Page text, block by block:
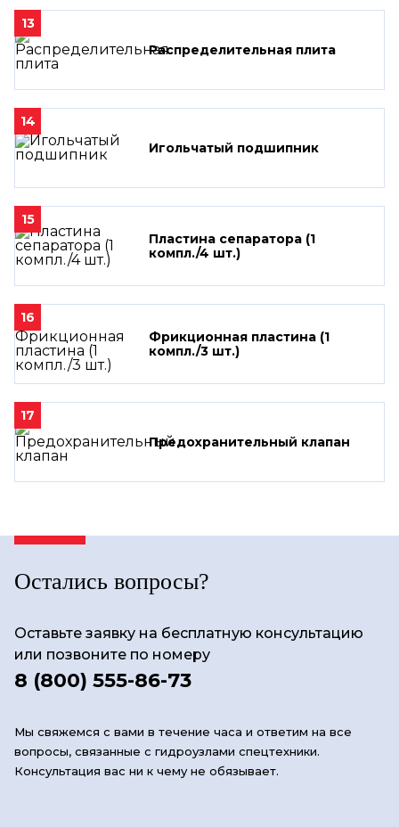
13
Распределительная плита
14
Игольчатый подшипник
15
Пластина сепаратора (1
компл./4 шт.)
16
Фрикционная пластина (1
компл./3 шт.)
17
Предохранительный клапан
Остались вопросы?
Оставьте заявку на бесплатную консультацию
или позвоните по номеру
8 (800) 555-86-73
Мы свяжемся с вами в течение часа и ответим на все
вопросы, связанные с гидроузлами спецтехники.
Консультация вас ни к чему не обязывает.